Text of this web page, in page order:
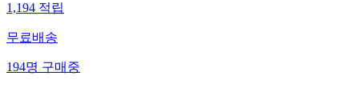
1,194 적립
무료배송
194명 구매중